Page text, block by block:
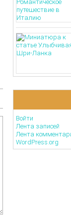
Войти
Лента записей
Лента
WordPress.org